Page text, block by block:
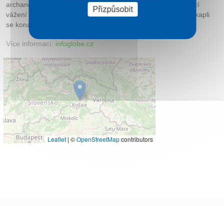
archandělovi Michalovi, jehož středověká socha, znázorňující
vážení duší mrtvých, je umístěna nad vchodem do kaple. V kapli
se konají mše v angličtině každou neděli v 11 hodin.
Více informací: infoglobe.cz
Leaflet | ©OpenStreetMapcontributors
Přizpůsobit